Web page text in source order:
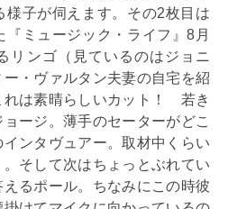
様子が伺えます。その2枚目は
『ミュージック・ライフ』8月
リンゴ（見ているのはジョニ
・ヴァルタン夫妻の自宅を紹
れは素晴らしいカット！ 若き
ージ。薄手のセーターがどこ
ンタヴュアー。取材中くらい
そして次はちょっとぶれてい
るポール。ちなみにこの時彼